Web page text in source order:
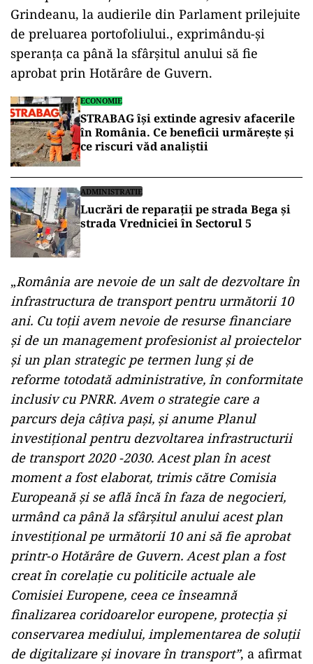
Grindeanu, la audierile din Parlament prilejuite
de preluarea portofoliului., exprimându-şi
speranţa ca până la sfârşitul anului să fie
aprobat prin Hotărâre de Guvern.
ECONOMIE
STRABAG își extinde agresiv afacerile
în România. Ce beneficii urmărește și
ce riscuri văd analiștii
ADMINISTRATIE
Lucrări de reparații pe strada Bega și
strada Vredniciei în Sectorul 5
„România are nevoie de un salt de dezvoltare în
infrastructura de transport pentru următorii 10
ani. Cu toţii avem nevoie de resurse financiare
şi de un management profesionist al proiectelor
şi un plan strategic pe termen lung şi de
reforme totodată administrative, în conformitate
inclusiv cu PNRR. Avem o strategie care a
parcurs deja câţiva paşi, şi anume Planul
investiţional pentru dezvoltarea infrastructurii
de transport 2020 -2030. Acest plan în acest
moment a fost elaborat, trimis către Comisia
Europeană şi se află încă în faza de negocieri,
urmând ca până la sfârşitul anului acest plan
investiţional pe următorii 10 ani să fie aprobat
printr-o Hotărâre de Guvern. Acest plan a fost
creat în corelaţie cu politicile actuale ale
Comisiei Europene, ceea ce înseamnă
finalizarea coridoarelor europene, protecţia şi
conservarea mediului, implementarea de soluţii
de digitalizare şi inovare în transport”, a afirmat